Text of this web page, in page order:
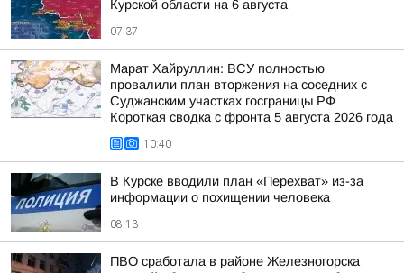
Курской области на 6 августа
07:37
Марат Хайруллин: ВСУ полностью
провалили план вторжения на соседних с
Суджанским участках госграницы РФ
Короткая сводка с фронта 5 августа 2026 года
10:40
В Курске вводили план «Перехват» из-за
информации о похищении человека
08:13
ПВО сработала в районе Железногорска